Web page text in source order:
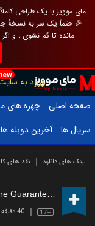
مای موویز با یک طراحی
🎉 حتماً یک سر به نسخهٔ
مانده تا گم نشوی ، و
ورود به
صفحه اصلی
چهره های
سریال ها
آخرین دوبله ها
لینک های دانلود نقد های
(2026
17+ 40 دقیقه